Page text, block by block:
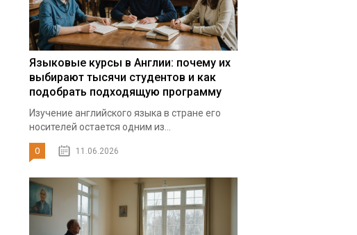
Языковые курсы в Англии: почему их
выбирают тысячи студентов и как
подобрать подходящую программу
Изучение английского языка в стране его
носителей остается одним из...
0 11.06.2026